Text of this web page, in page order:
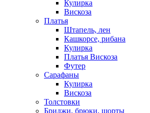
Кулирка
Вискоза
Платья
Штапель, лен
Кашкорсе, рибана
Кулирка
Платья Вискоза
Футер
Сарафаны
Кулирка
Вискоза
Толстовки
Бриджи, брюки, шорты